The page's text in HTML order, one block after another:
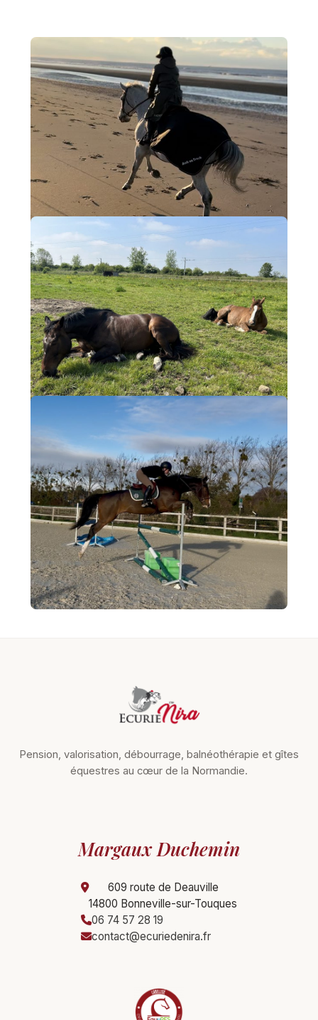
Pension, valorisation, débourrage, balnéothérapie et gîtes
équestres au cœur de la Normandie.
Margaux Duchemin
609 route de Deauville
14800 Bonneville-sur-Touques
06 74 57 28 19
contact@ecuriedenira.fr